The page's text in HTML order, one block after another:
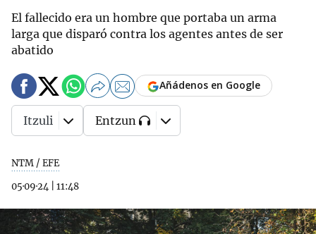
El fallecido era un hombre que portaba un arma
larga que disparó contra los agentes antes de ser
abatido
NTM / EFE
05·09·24
11:48
Añádenos en Google
Itzuli Entzun